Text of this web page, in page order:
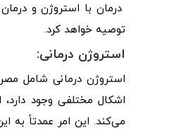
درمان با استروژن و
توصیه خواهد کرد.
استروژن درمانی:
استروژن درمانی شامل
اشکال مختلفی وجود
می‌کند. این امر عمدتاً به